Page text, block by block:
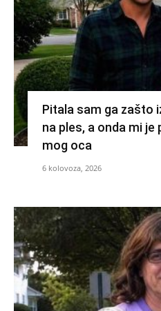
Pitala sam ga zašto
na ples, a onda mi
mog oca
6 kolovoza, 2026